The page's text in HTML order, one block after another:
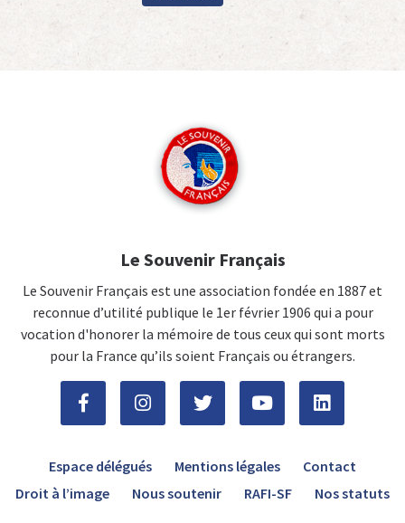
Le Souvenir Français
Le Souvenir Français est une association fondée en 1887 et
reconnue d’utilité publique le 1er février 1906 qui a pour
vocation d'honorer la mémoire de tous ceux qui sont morts
pour la France qu’ils soient Français ou étrangers.
Espace délégués Mentions légales
Contact
Droit à l’image
Nous soutenir RAFI-SF Nos statuts